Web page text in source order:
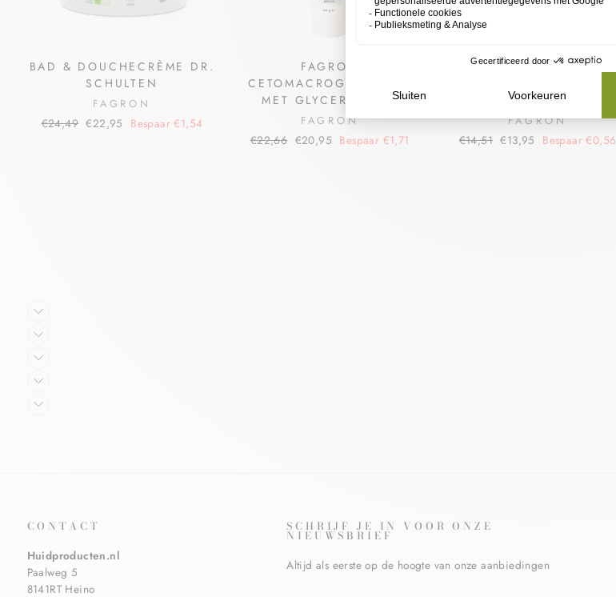
BAD & DOUCHECRÈME DR.
SCHULTEN
FAGRON
€24,49 €22,95 Bespaar €1,54
FAGRON
CETOMACROGOLCREME
MET GLYCEROL 10%
FAGRON
€22,66 €20,95 Bespaar €1,71
FAGRON
MET 10% PARAFFINE
FAGRON
€14,51 €13,95 Bespaar €0,56
CONTACT
Huidproducten.nl
Paalweg 5
8141RT Heino
SCHRIJF JE IN VOOR ONZE
NIEUWSBRIEF
Altijd als eerste op de hoogte van onze aanbiedingen